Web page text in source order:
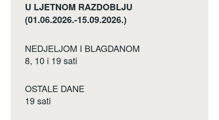
U LJETNOM RAZDOBLJU
(01.06.2026.-15.09.2026.)
NEDJELJOM I BLAGDANOM
8, 10 i 19 sati
OSTALE DANE
19 sati